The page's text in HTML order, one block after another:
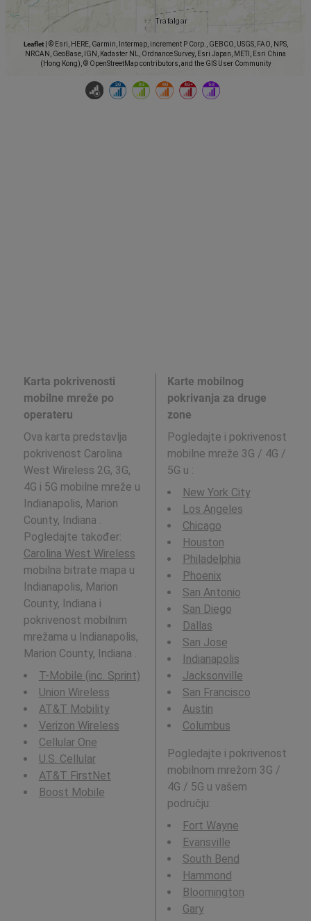
Leaflet
© Esri, HERE, Garmin, Intermap, increment P Corp., GEBCO, USGS, FAO, NPS,
NRCAN, GeoBase, IGN, Kadaster NL, Ordnance Survey, Esri Japan, METI, Esri China
(Hong Kong), © OpenStreetMap contributors, and the GIS User Community
Karta pokrivenosti
mobilne mreže po
operateru
Ova karta predstavlja
pokrivenost Carolina
West Wireless 2G, 3G,
4G i 5G mobilne mreže u
Indianapolis, Marion
County, Indiana .
Pogledajte također:
Carolina West Wireless
mobilna bitrate mapa u
Indianapolis, Marion
County, Indiana i
pokrivenost mobilnim
mrežama u Indianapolis,
Marion County, Indiana .
T-Mobile (inc. Sprint)
Union Wireless
AT&T Mobility
Verizon Wireless
Cellular One
U.S. Cellular
AT&T FirstNet
Boost Mobile
Karte mobilnog
pokrivanja za druge
zone
Pogledajte i pokrivenost
mobilne mreže 3G / 4G /
5G u :
New York City
Los Angeles
Chicago
Houston
Philadelphia
Phoenix
San Antonio
San Diego
Dallas
San Jose
Indianapolis
Jacksonville
San Francisco
Austin
Columbus
Pogledajte i pokrivenost
mobilnom mrežom 3G /
4G / 5G u vašem
području:
Fort Wayne
Evansville
South Bend
Hammond
Bloomington
Gary